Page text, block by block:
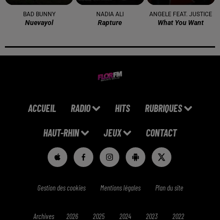
BAD BUNNY
Nuevayol
NADIA ALI
Rapture
ANGELE FEAT. JUSTICE
What You Want
ACCUEIL RADIO HITS RUBRIQUES
HAUT-RHIN JEUX CONTACT
Gestion des cookies Mentions légales Plan du site
Archives 2026 2025 2024 2023 2022